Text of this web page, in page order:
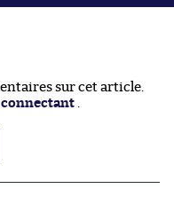
sur cet article.
connectant